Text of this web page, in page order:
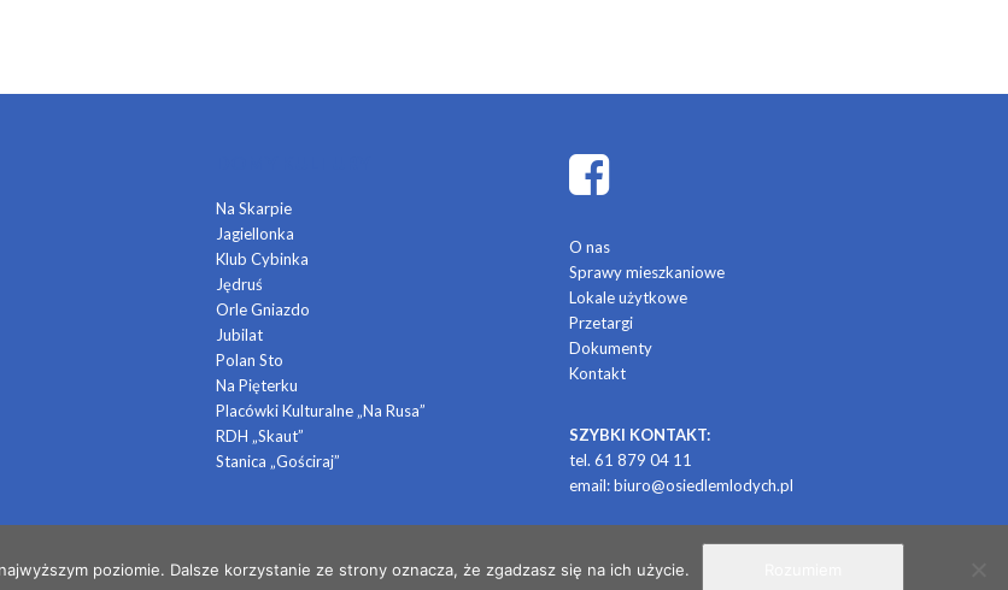
Na Skarpie
Jagiellonka
Klub Cybinka
Jędruś
Orle Gniazdo
Jubilat
Polan Sto
Na Pięterku
Placówki Kulturalne „Na Rusa”
RDH „Skaut”
Stanica „Gościraj”
O nas
Sprawy mieszkaniowe
Lokale użytkowe
Przetargi
Dokumenty
Kontakt
SZYBKI KONTAKT:
tel. 61 879 04 11
email:biuro@osiedlemlodych.pl
poziomie. Dalsze korzystanie ze strony oznacza, że zgadzasz się na ich użycie.